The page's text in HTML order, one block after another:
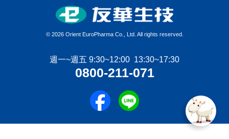
© 2026 Orient EuroPharma Co., Ltd. All rights reserved.
週一~週五 9:30~12:00 13:30~17:30
0800-211-071